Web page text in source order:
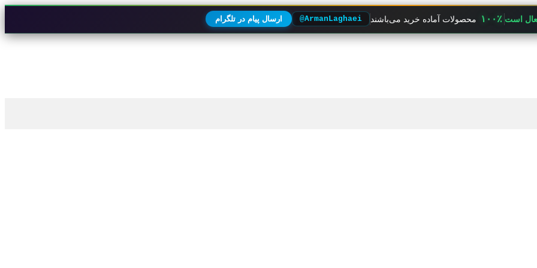
است ۱۰۰٪ محصولات آماده خرید می‌باشند @ArmanLaghaei ارسال پیام در تلگرام